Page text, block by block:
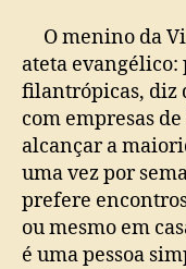
O menino da
ateta evangélico:
filantrópicas, diz
com empresas
alcançar a
uma vez por
prefere
ou mesmo em
é uma pessoa